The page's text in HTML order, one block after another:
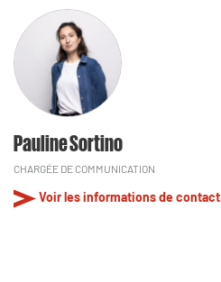
Pauline Sortino
CHARGÉE DE COMMUNICATION
Voir les informations de contact